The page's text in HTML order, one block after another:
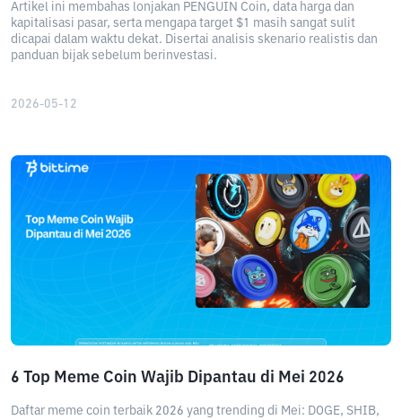
Artikel ini membahas lonjakan PENGUIN Coin, data harga dan
kapitalisasi pasar, serta mengapa target $1 masih sangat sulit
dicapai dalam waktu dekat. Disertai analisis skenario realistis dan
panduan bijak sebelum berinvestasi.
2026-05-12
6 Top Meme Coin Wajib Dipantau di Mei 2026
Daftar meme coin terbaik 2026 yang trending di Mei: DOGE, SHIB,